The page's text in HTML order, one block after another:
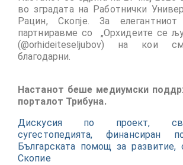
во зградата на Работнички
Рацин, Скопје. За
партниравме со „Орхидеите се
(@orhideiteseljubov) на кои
благодарни.
Настанот беше медиумски
порталот Трибуна.
Дискусия по проект,
сугестопедията, финансиран
Българската помощ за
Скопие